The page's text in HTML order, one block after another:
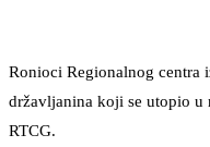
Ronioci Regionalnog centra
državljanina koji se utopio u
RTCG.